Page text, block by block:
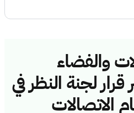
والفضاء
قرار لجنة النظر في
الاتصالات